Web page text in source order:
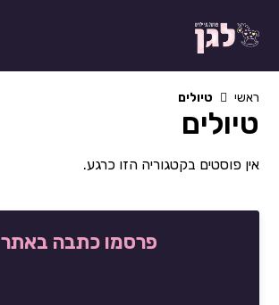
content
ראשי טיולים
טיולים
אין פוסטים בקטגוריה הזו כרגע.
פרסמו כתבה באתר